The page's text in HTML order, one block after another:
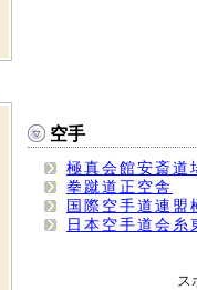
空手
極真会館安斎道
拳蹴道正空舎
国際空手道連盟
日本空手道会糸
ス